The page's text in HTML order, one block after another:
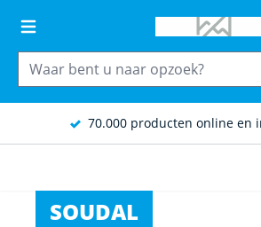
70.000 producten online en
SOUDAL